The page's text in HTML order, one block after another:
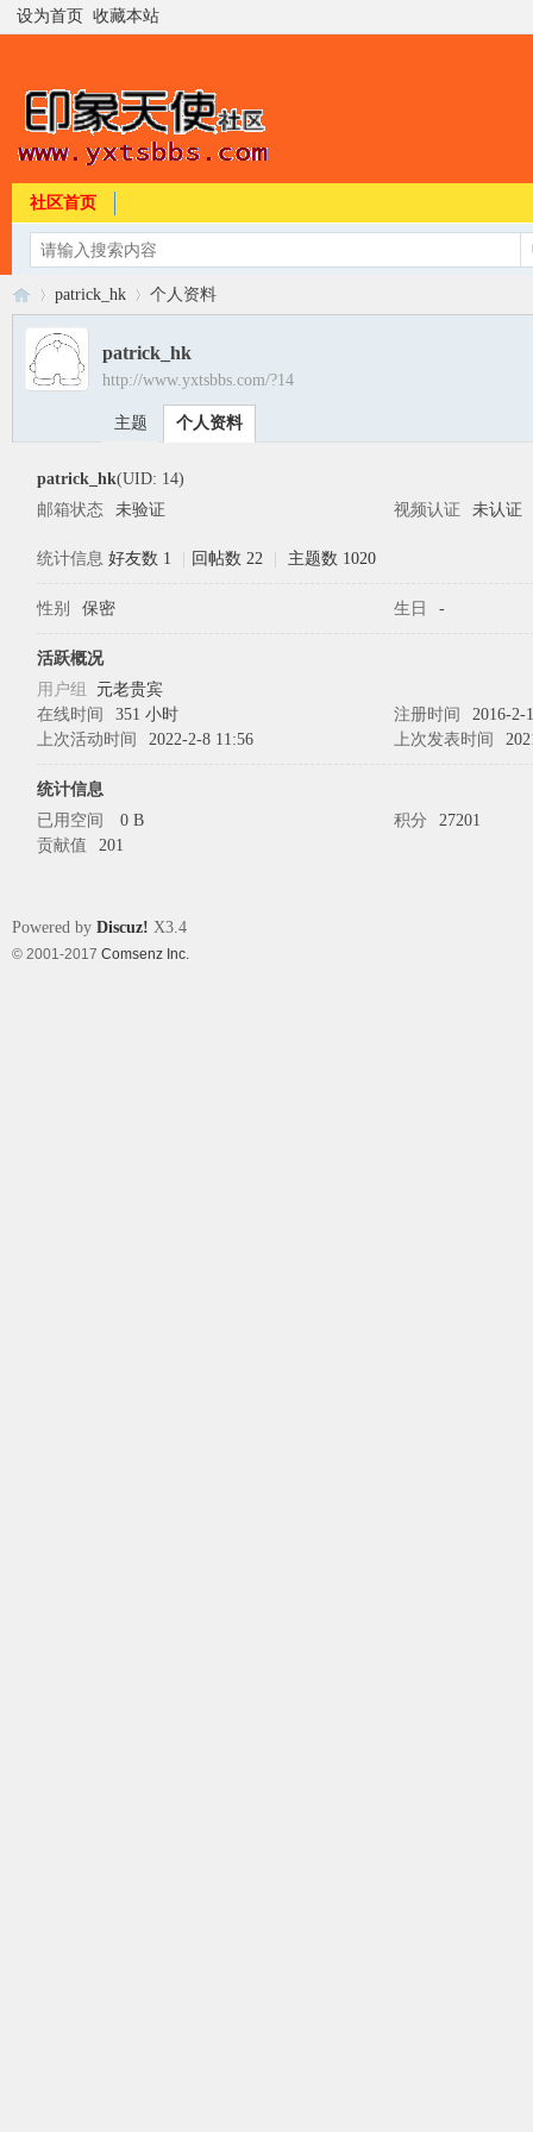
设为首页 收藏本站
社区首页
›
patrick_hk 个人资料
patrick_hk
http://www.yxtsbbs.com/?14
主题 个人资料
patrick_hk(UID: 14)
邮箱状态
未验证 视频认证 未认证
统计信息 好友数 1 回帖数 22 主题数 1020
性别 保密 生日 -
活跃概况
用户组 元老贵宾
在线时间
351 小时 注册时间
2016-2-
上次活动时间
2022-2-8 11:56 上次发表时间
统计信息
已用空间
0 B 积分
27201
贡献值
201
Powered by Discuz! X3.4
© 2001-2017 Comsenz Inc.